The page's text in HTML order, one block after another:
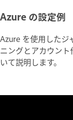
Azure の設定例
Azure を使用したジ
ニングとアカウン
いて説明します。